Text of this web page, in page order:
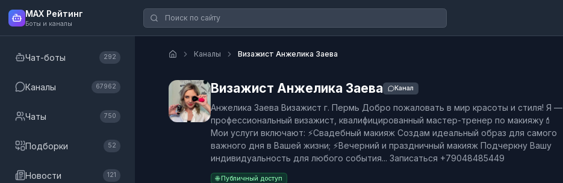
MAX Рейтинг
Боты и каналы
Чат-боты 292
Каналы 67962
Чаты 750
Подборки 52
Новости 121
Каналы Визажист Анжелика Заева
Визажист Анжелика Заева Канал
Анжелика Заева Визажист г. Пермь Добро пожаловать в мир красоты и стиля! Я —
профессиональный визажист, квалифицированный мастер-тренер по макияжу💄
Мои услуги включают: ⚡️Свадебный макияж Создам идеальный образ для самого
важного дня в Вашей жизни; ⚡️Вечерний и праздничный макияж Подчеркну Вашу
индивидуальность для любого события... Записаться +79048485449
🌐 Публичный доступ